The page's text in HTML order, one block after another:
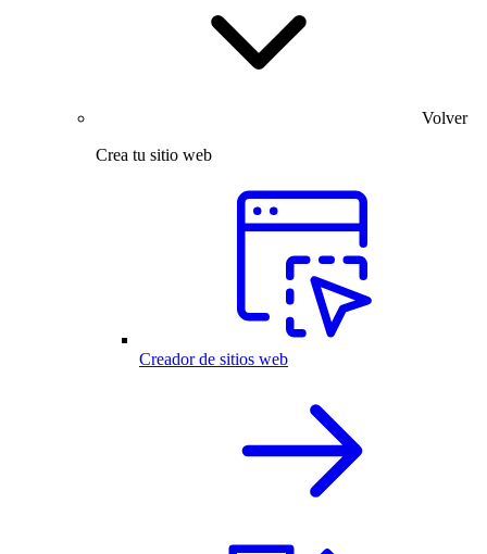
Volver
Crea tu sitio web
Creador de sitios web